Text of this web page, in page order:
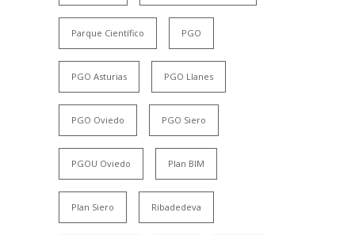
Parque Científico PGO
PGO Asturias PGO Llanes
PGO Oviedo PGO Siero
PGOU Oviedo Plan BIM
Plan Siero Ribadedeva